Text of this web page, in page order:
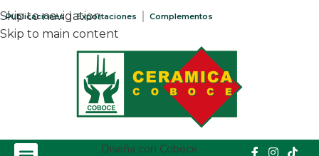
Skip to navigation
Skip to main content
Publicaciones Exportaciones Complementos
Diseña con Coboce